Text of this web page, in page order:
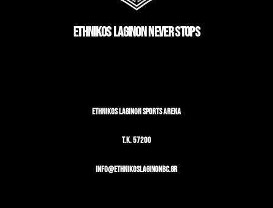
ETHNIKOS LAGINON NEVER STOPS
ETHNIKOS LAGINON SPORTS ARENA
T.K. 57200
info@ethnikoslaginonbc.gr